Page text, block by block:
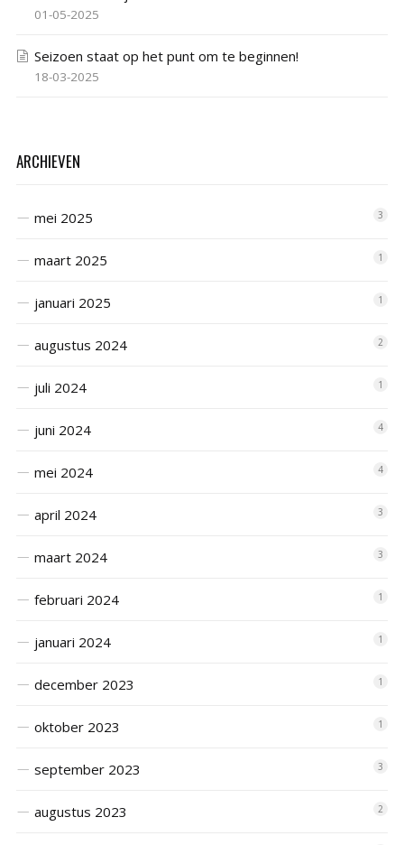
01-05-2025
Seizoen staat op het punt om te beginnen!
18-03-2025
ARCHIEVEN
mei 2025 3
maart 2025 1
januari 2025 1
augustus 2024 2
juli 2024 1
juni 2024 4
mei 2024 4
april 2024 3
maart 2024 3
februari 2024 1
januari 2024 1
december 2023 1
oktober 2023 1
september 2023 3
augustus 2023 2